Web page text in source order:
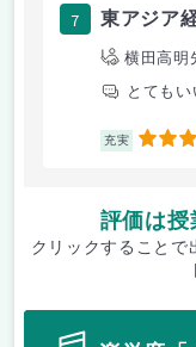
7 東アジア
横田高明
とても
充実 5
評価は授
クリックすることで